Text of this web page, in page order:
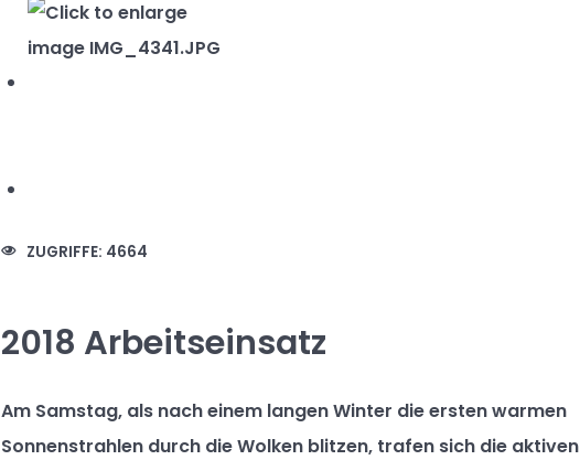
ZUGRIFFE: 4664
2018 Arbeitseinsatz
Am Samstag, als nach einem langen Winter die ersten warmen
Sonnenstrahlen durch die Wolken blitzen, trafen sich die aktiven